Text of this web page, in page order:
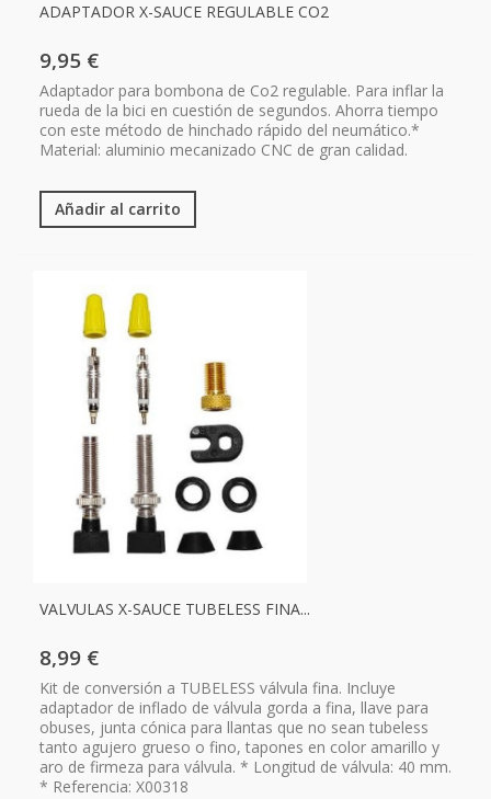
ADAPTADOR X-SAUCE REGULABLE CO2
9,95 €
Adaptador para bombona de Co2 regulable. Para inflar la
rueda de la bici en cuestión de segundos. Ahorra tiempo
con este método de hinchado rápido del neumático.*
Material: aluminio mecanizado CNC de gran calidad.
Añadir al carrito
VALVULAS X-SAUCE TUBELESS FINA...
8,99 €
Kit de conversión a TUBELESS válvula fina. Incluye
adaptador de inflado de válvula gorda a fina, llave para
obuses, junta cónica para llantas que no sean tubeless
tanto agujero grueso o fino, tapones en color amarillo y
aro de firmeza para válvula. * Longitud de válvula: 40 mm.
* Referencia: X00318